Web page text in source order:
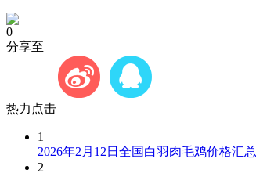
0
分享至
热力点击
1
2026年2月12日全国白羽肉毛鸡价格汇总
2